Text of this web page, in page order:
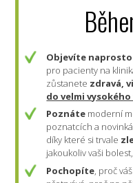
Objevíte
pro pacienty na
zůstanete zdravá,
do velmi vysokého
Poznáte moderní
poznatcích a
díky které si trvale
jakoukoliv vaši
Pochopíte , proč